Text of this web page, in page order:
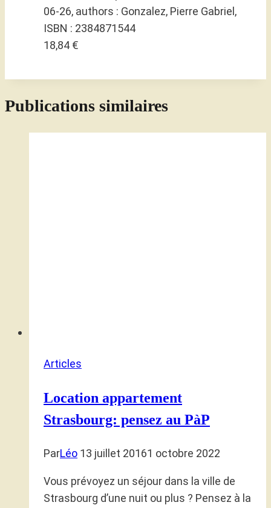
06-26, authors : Gonzalez, Pierre Gabriel,
ISBN : 2384871544
18,84 €
Publications similaires
Articles
Location appartement
Strasbourg: pensez au PàP
ParLéo 13 juillet 20161 octobre 2022
Vous prévoyez un séjour dans la ville de
Strasbourg d’une nuit ou plus ? Pensez à la